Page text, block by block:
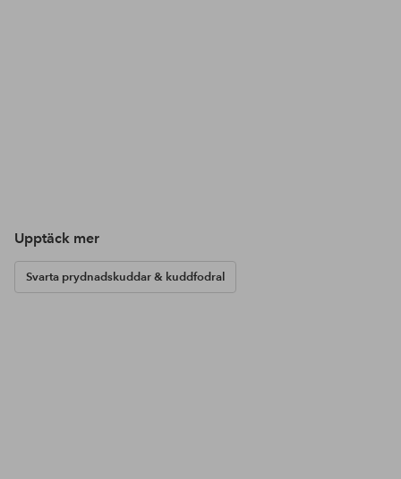
Upptäck mer
Svarta prydnadskuddar & kuddfodral